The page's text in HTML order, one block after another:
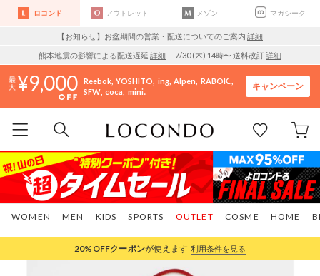
ロコンド アウトレット メゾン マガシーク
【お知らせ】お盆期間の営業・配送についてのご案内 詳細
熊本地震の影響による配送遅延 詳細 ｜7/30 (木) 14時〜 送料改訂詳細
9,000 Reebok YOSHITO ing Alpen
RABOK..
SFW coca mini..
キャンペーン
WOMEN MEN KIDS SPORTS COSME HOME
OUTLET
20%OFFクーポンが使えます 利用条件を見る